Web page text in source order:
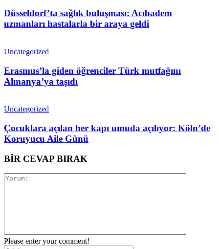
Düsseldorf’ta sağlık buluşması: Acıbadem
uzmanları hastalarla bir araya geldi
Uncategorized
Erasmus’la giden öğrenciler Türk mutfağını
Almanya’ya taşıdı
Uncategorized
Çocuklara açılan her kapı umuda açılıyor: Köln’de
Koruyucu Aile Günü
BİR CEVAP BIRAK
Please enter your comment!